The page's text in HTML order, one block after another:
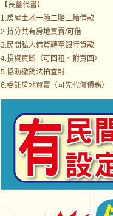
【長璽代書】
1.房屋土地一胎二胎三胎借款
2.持分共有房地買賣/可借
3.民間私人借貸轉至銀行貸款
4.投資買斷（可回租、附買回）
5.協助撤銷法拍查封
6.委託房地買賣（可先代償債務）